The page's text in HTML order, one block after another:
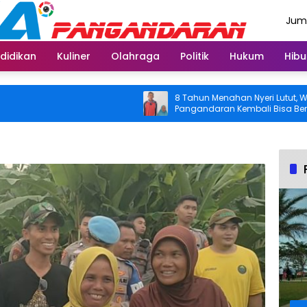
Kuliner Olahraga Politik Hukum
8 Tahun Menahan Nyeri Lutut, Warga
Pangandaran Kembali Bisa Beraktivitas
Usai Operasi Gratis Ditanggung BPJS